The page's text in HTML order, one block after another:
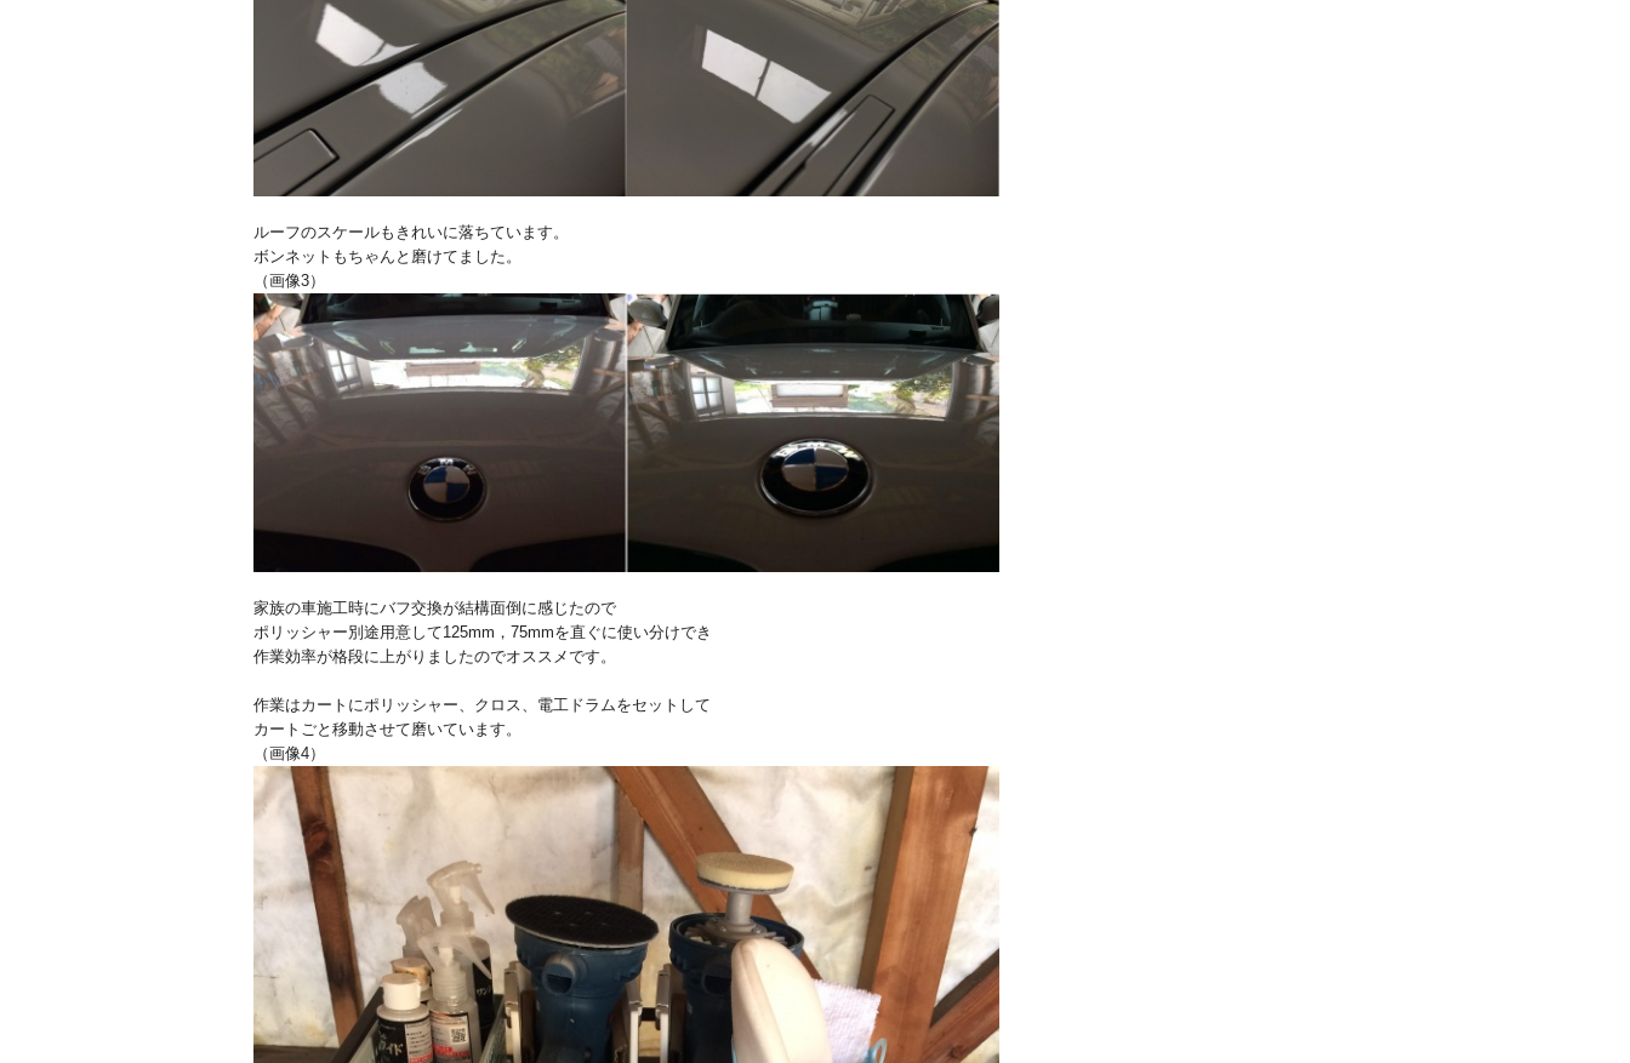
ルーフのスケールもきれいに落ちています。
ボンネットもちゃんと磨けてました。
（画像3）
家族の車施工時にバフ交換が結構面倒に感じたので
ポリッシャー別途用意して125mm，75mmを直ぐに使い分けでき
作業効率が格段に上がりましたのでオススメです。
作業はカートにポリッシャー、クロス、電工ドラムをセットして
カートごと移動させて磨いています。
（画像4）